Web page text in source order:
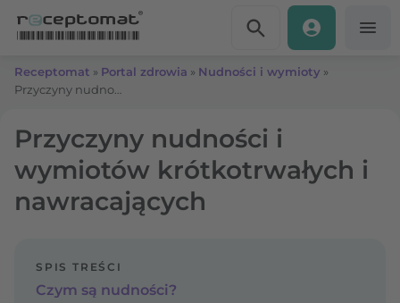
Receptomat » Portal zdrowia » Nudności i wymioty »
Przyczyny nudności i
wymiotów krótkotrwałych i
nawracających
SPIS TREŚCI
Czym są nudności?